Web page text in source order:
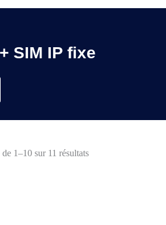
SIM IP fixe
1–10 sur 11 résultats